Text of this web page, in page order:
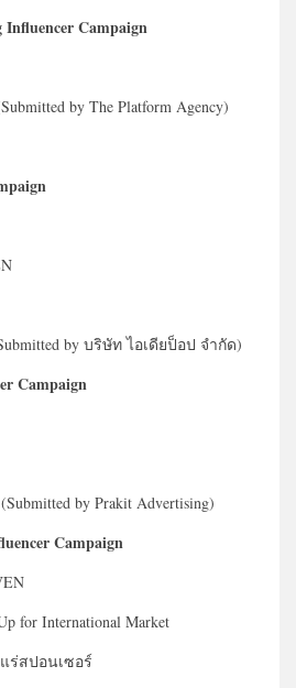
Campaign
by The Platform Agency)
by บริษัท ไอเดียป็อป จำกัด)
Campaign
by Prakit Advertising)
Campaign
for International Market
แร่สปอนเซอร์